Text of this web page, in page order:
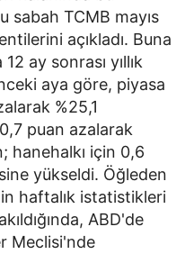
sabah TCMB mayıs
açıkladı. Buna
ay sonrası yıllık
aya göre, piyasa
%25,1
puan azalarak
hanehalkı için 0,6
yükseldi. Öğleden
haftalık istatistikleri
ABD'de
Meclisi'nde